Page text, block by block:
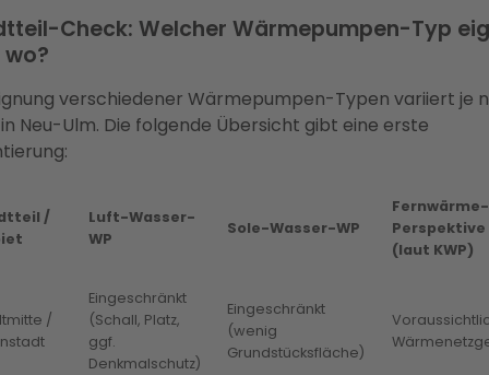
Check: Welcher Wärmepumpen-Typ
verschiedener Wärmepumpen-Typen variiert je
Neu-Ulm. Die folgende Übersicht gibt eine erste
/
Luft-Wasser-
WP
Sole-Wasser-WP
Fernwärme-
Perspektive
(laut KWP)
/
Eingeschränkt
(Schall, Platz,
ggf.
Denkmalschutz)
Eingeschränkt
(wenig
Grundstücksfläche)